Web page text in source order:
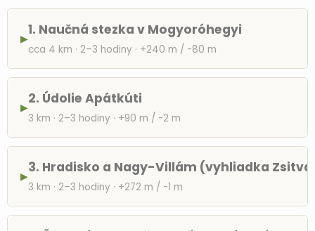
▶
1. Naučná stezka v Mogyoróhegyi
cca 4 km · 2–3 hodiny · +240 m / -80 m
▶
2. Údolie Apátkúti
3 km · 2–3 hodiny · +90 m / -2 m
▶
3. Hradisko a Nagy-Villám (vyhliadka
3 km · 2–3 hodiny · +272 m / -1 m